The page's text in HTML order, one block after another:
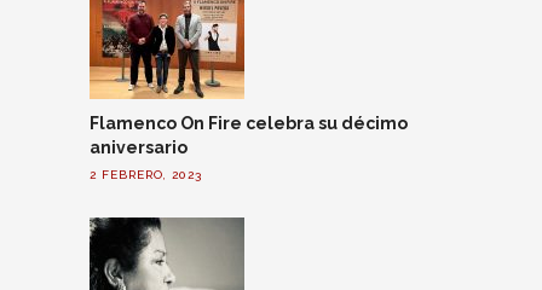
Flamenco On Fire celebra su décimo
aniversario
2 FEBRERO, 2023